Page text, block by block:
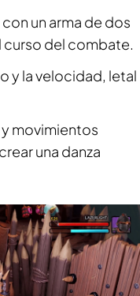
un arma de dos
curso del combate.
y la velocidad, letal
movimientos
una danza